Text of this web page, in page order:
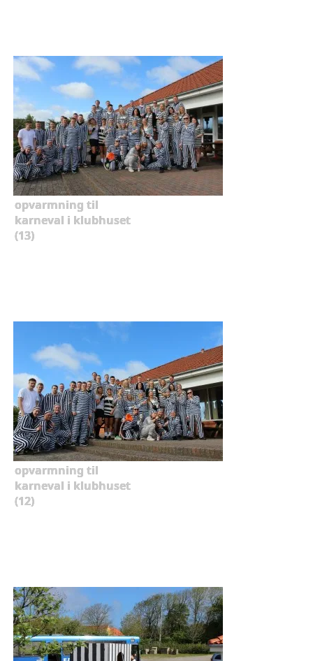
opvarmning til
karneval i klubhuset
(13)
opvarmning til
karneval i klubhuset
(12)